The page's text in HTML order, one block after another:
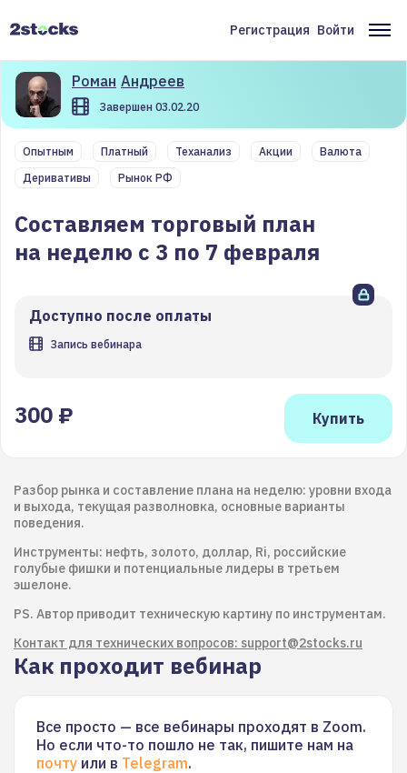
содержанию
Меню
пользователя
Регистрация Войти
Роман Андреев
Завершен 03.02.20
Составляем торговый план
на неделю с 3 по 7 февраля
Доступно после оплаты
Запись вебинара
Опытным Платный Теханализ Акции
Валюта
Деривативы
Рынок РФ
300 ₽
Разбор рынка и составление плана на неделю: уровни входа
и выхода, текущая разволновка, основные варианты
поведения.
Инструменты: нефть, золото, доллар, Ri, российские
голубые фишки и потенциальные лидеры в третьем
эшелоне.
PS. Автор приводит техническую картину по инструментам.
Контакт для технических вопросов: support@2stocks.ru
Как проходит вебинар
Все просто — все вебинары проходят в Zoom.
Но если что-то пошло не так, пишите нам на
почту или в Telegram.